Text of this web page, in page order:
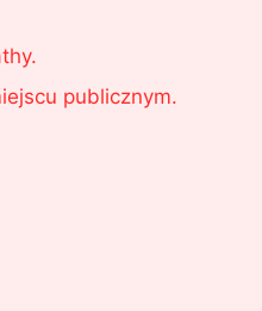
publicznym.